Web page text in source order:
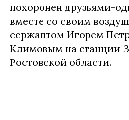
похоронен друзьями-
вместе со своим
сержантом Игорем
Климовым на станции
Ростовской области.